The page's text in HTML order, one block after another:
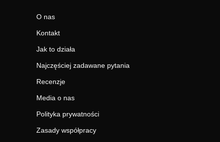
O nas
Kontakt
Jak to działa
Najczęściej zadawane pytania
Recenzje
Media o nas
Polityka prywatności
Zasady współpracy